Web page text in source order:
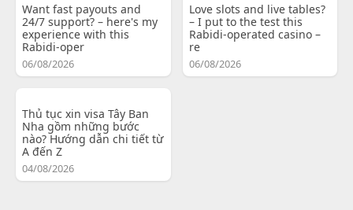
Want fast payouts and
24/7 support? – here's my
experience with this
Rabidi-oper
06/08/2026
Love slots and live tables?
– I put to the test this
Rabidi-operated casino –
re
06/08/2026
Thủ tục xin visa Tây Ban
Nha gồm những bước
nào? Hướng dẫn chi tiết từ
A đến Z
04/08/2026